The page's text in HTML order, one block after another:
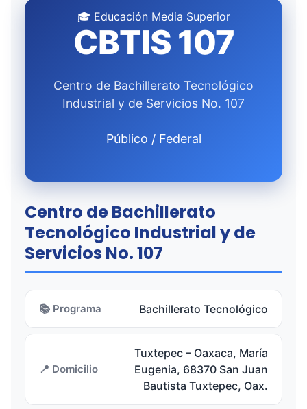
🎓 Educación Media Superior
CBTIS 107
Centro de Bachillerato Tecnológico
Industrial y de Servicios No. 107
Público / Federal
Centro de Bachillerato
Tecnológico Industrial y de
Servicios No. 107
📚 Programa Bachillerato Tecnológico
📍 Domicilio
Tuxtepec – Oaxaca, María
Eugenia, 68370 San Juan
Bautista Tuxtepec, Oax.